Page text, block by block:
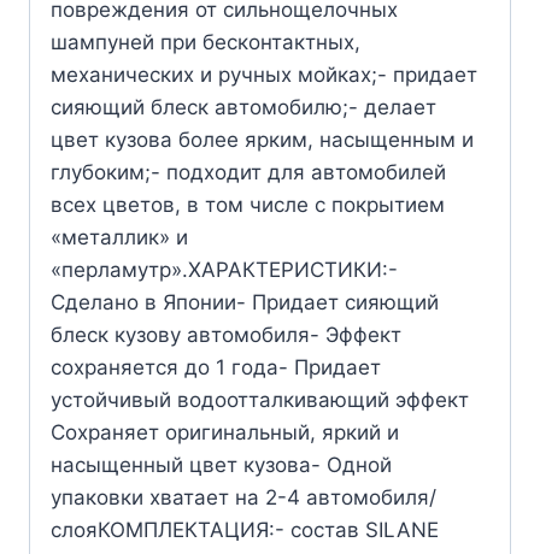
повреждения от сильнощелочных
шампуней при бесконтактных,
механических и ручных мойках;- придает
сияющий блеск автомобилю;- делает
цвет кузова более ярким, насыщенным и
глубоким;- подходит для автомобилей
всех цветов, в том числе с покрытием
«металлик» и
«перламутр».ХАРАКТЕРИСТИКИ:-
Сделано в Японии- Придает сияющий
блеск кузову автомобиля- Эффект
сохраняется до 1 года- Придает
устойчивый водоотталкивающий эффект
Сохраняет оригинальный, яркий и
насыщенный цвет кузова- Одной
упаковки хватает на 2-4 автомобиля/
слояКОМПЛЕКТАЦИЯ:- состав SILANE